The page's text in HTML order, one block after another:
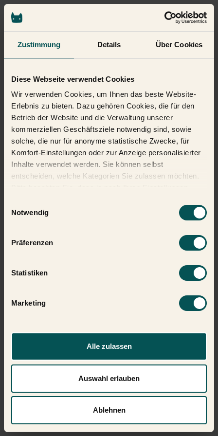
Zustimmung Details Über Cookies
Diese Webseite verwendet Cookies
Wir verwenden Cookies, um Ihnen das beste Website-
Erlebnis zu bieten. Dazu gehören Cookies, die für den
Betrieb der Website und die Verwaltung unserer
kommerziellen Geschäftsziele notwendig sind, sowie
solche, die nur für anonyme statistische Zwecke, für
Komfort-Einstellungen oder zur Anzeige personalisierter
Inhalte verwendet werden. Sie können selbst
entscheiden, welche Kategorien Sie zulassen möchten.
Verfügung stehen. Weitere Informationen finden Sie in
Notwendig
Präferenzen
Statistiken
Marketing
Alle zulassen
Auswahl erlauben
Ablehnen